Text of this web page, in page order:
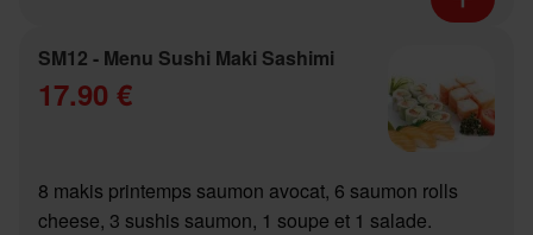
SM12 - Menu Sushi Maki Sashimi
17.90 €
8 makis printemps saumon avocat, 6 saumon rolls
cheese, 3 sushis saumon, 1 soupe et 1 salade.